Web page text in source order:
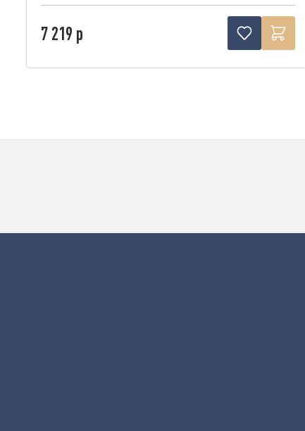
7 219 р